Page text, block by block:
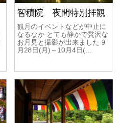
智積院 夜間特別拝観
観月のイベントなどが中止に
なるなか とても静かで贅沢な
お月見と撮影が出来ました 9
月28日(月)～10月4日(…